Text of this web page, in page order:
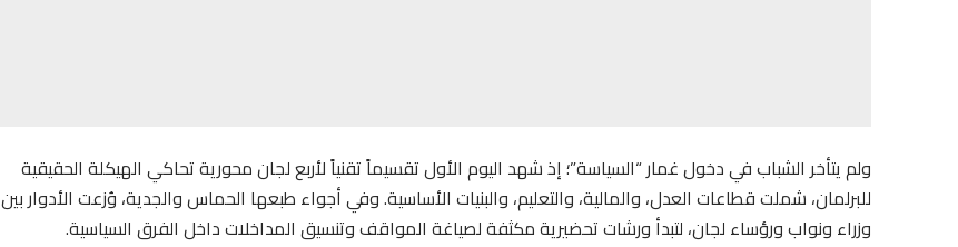
ولم يتأخر الشباب في دخول غمار “السياسة”؛ إذ شهد اليوم الأول تقسيماً تقنياً لأربع لجان محورية تحاكي الهيكلة الحقيقية
للبرلمان، شملت قطاعات العدل، والمالية، والتعليم، والبنيات الأساسية. وفي أجواء طبعها الحماس والجدية، وُزعت الأدوار بين
وزراء ونواب ورؤساء لجان، لتبدأ ورشات تحضيرية مكثفة لصياغة المواقف وتنسيق المداخلات داخل الفرق السياسية.